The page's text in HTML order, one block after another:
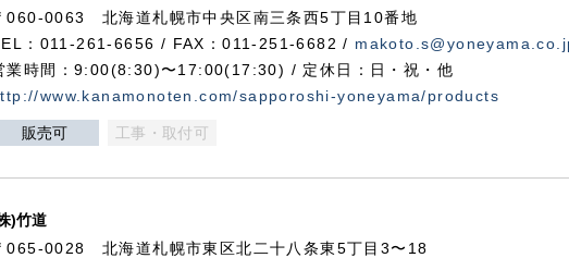
060-0063 北海道札幌市中央区南三条西5丁目10番地
：011-261-6656 / FAX：011-251-6682 /
業時間：9:00(8:30)〜17:00(17:30) / 定休日：日・祝・他
www.kanamonoten.com/sapporoshi-yoneyama/products
販売可 工事・取付可
)竹道
065-0028 北海道札幌市東区北二十八条東5丁目3〜18